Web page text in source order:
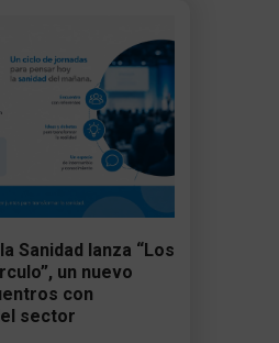
Sanidad lanza “Los
un nuevo
con
sector